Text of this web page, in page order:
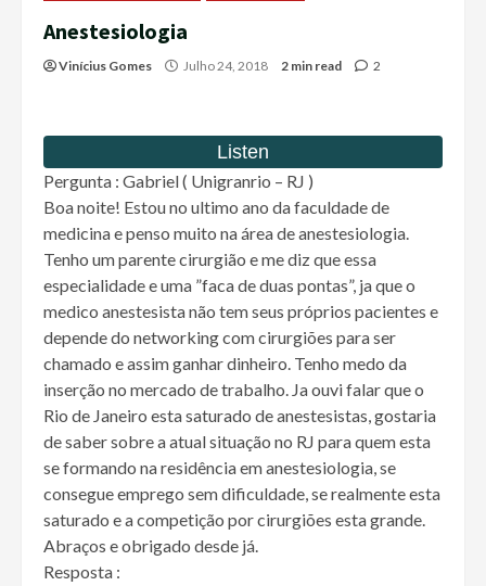
Anestesiologia
Vinícius Gomes Julho 24, 2018 2 min read 2
Pergunta : Gabriel ( Unigranrio – RJ )
Boa noite! Estou no ultimo ano da faculdade de
medicina e penso muito na área de anestesiologia.
Tenho um parente cirurgião e me diz que essa
especialidade e uma ”faca de duas pontas”, ja que o
medico anestesista não tem seus próprios pacientes e
depende do networking com cirurgiões para ser
chamado e assim ganhar dinheiro. Tenho medo da
inserção no mercado de trabalho. Ja ouvi falar que o
Rio de Janeiro esta saturado de anestesistas, gostaria
de saber sobre a atual situação no RJ para quem esta
se formando na residência em anestesiologia, se
consegue emprego sem dificuldade, se realmente esta
saturado e a competição por cirurgiões esta grande.
Abraços e obrigado desde já.
Resposta :